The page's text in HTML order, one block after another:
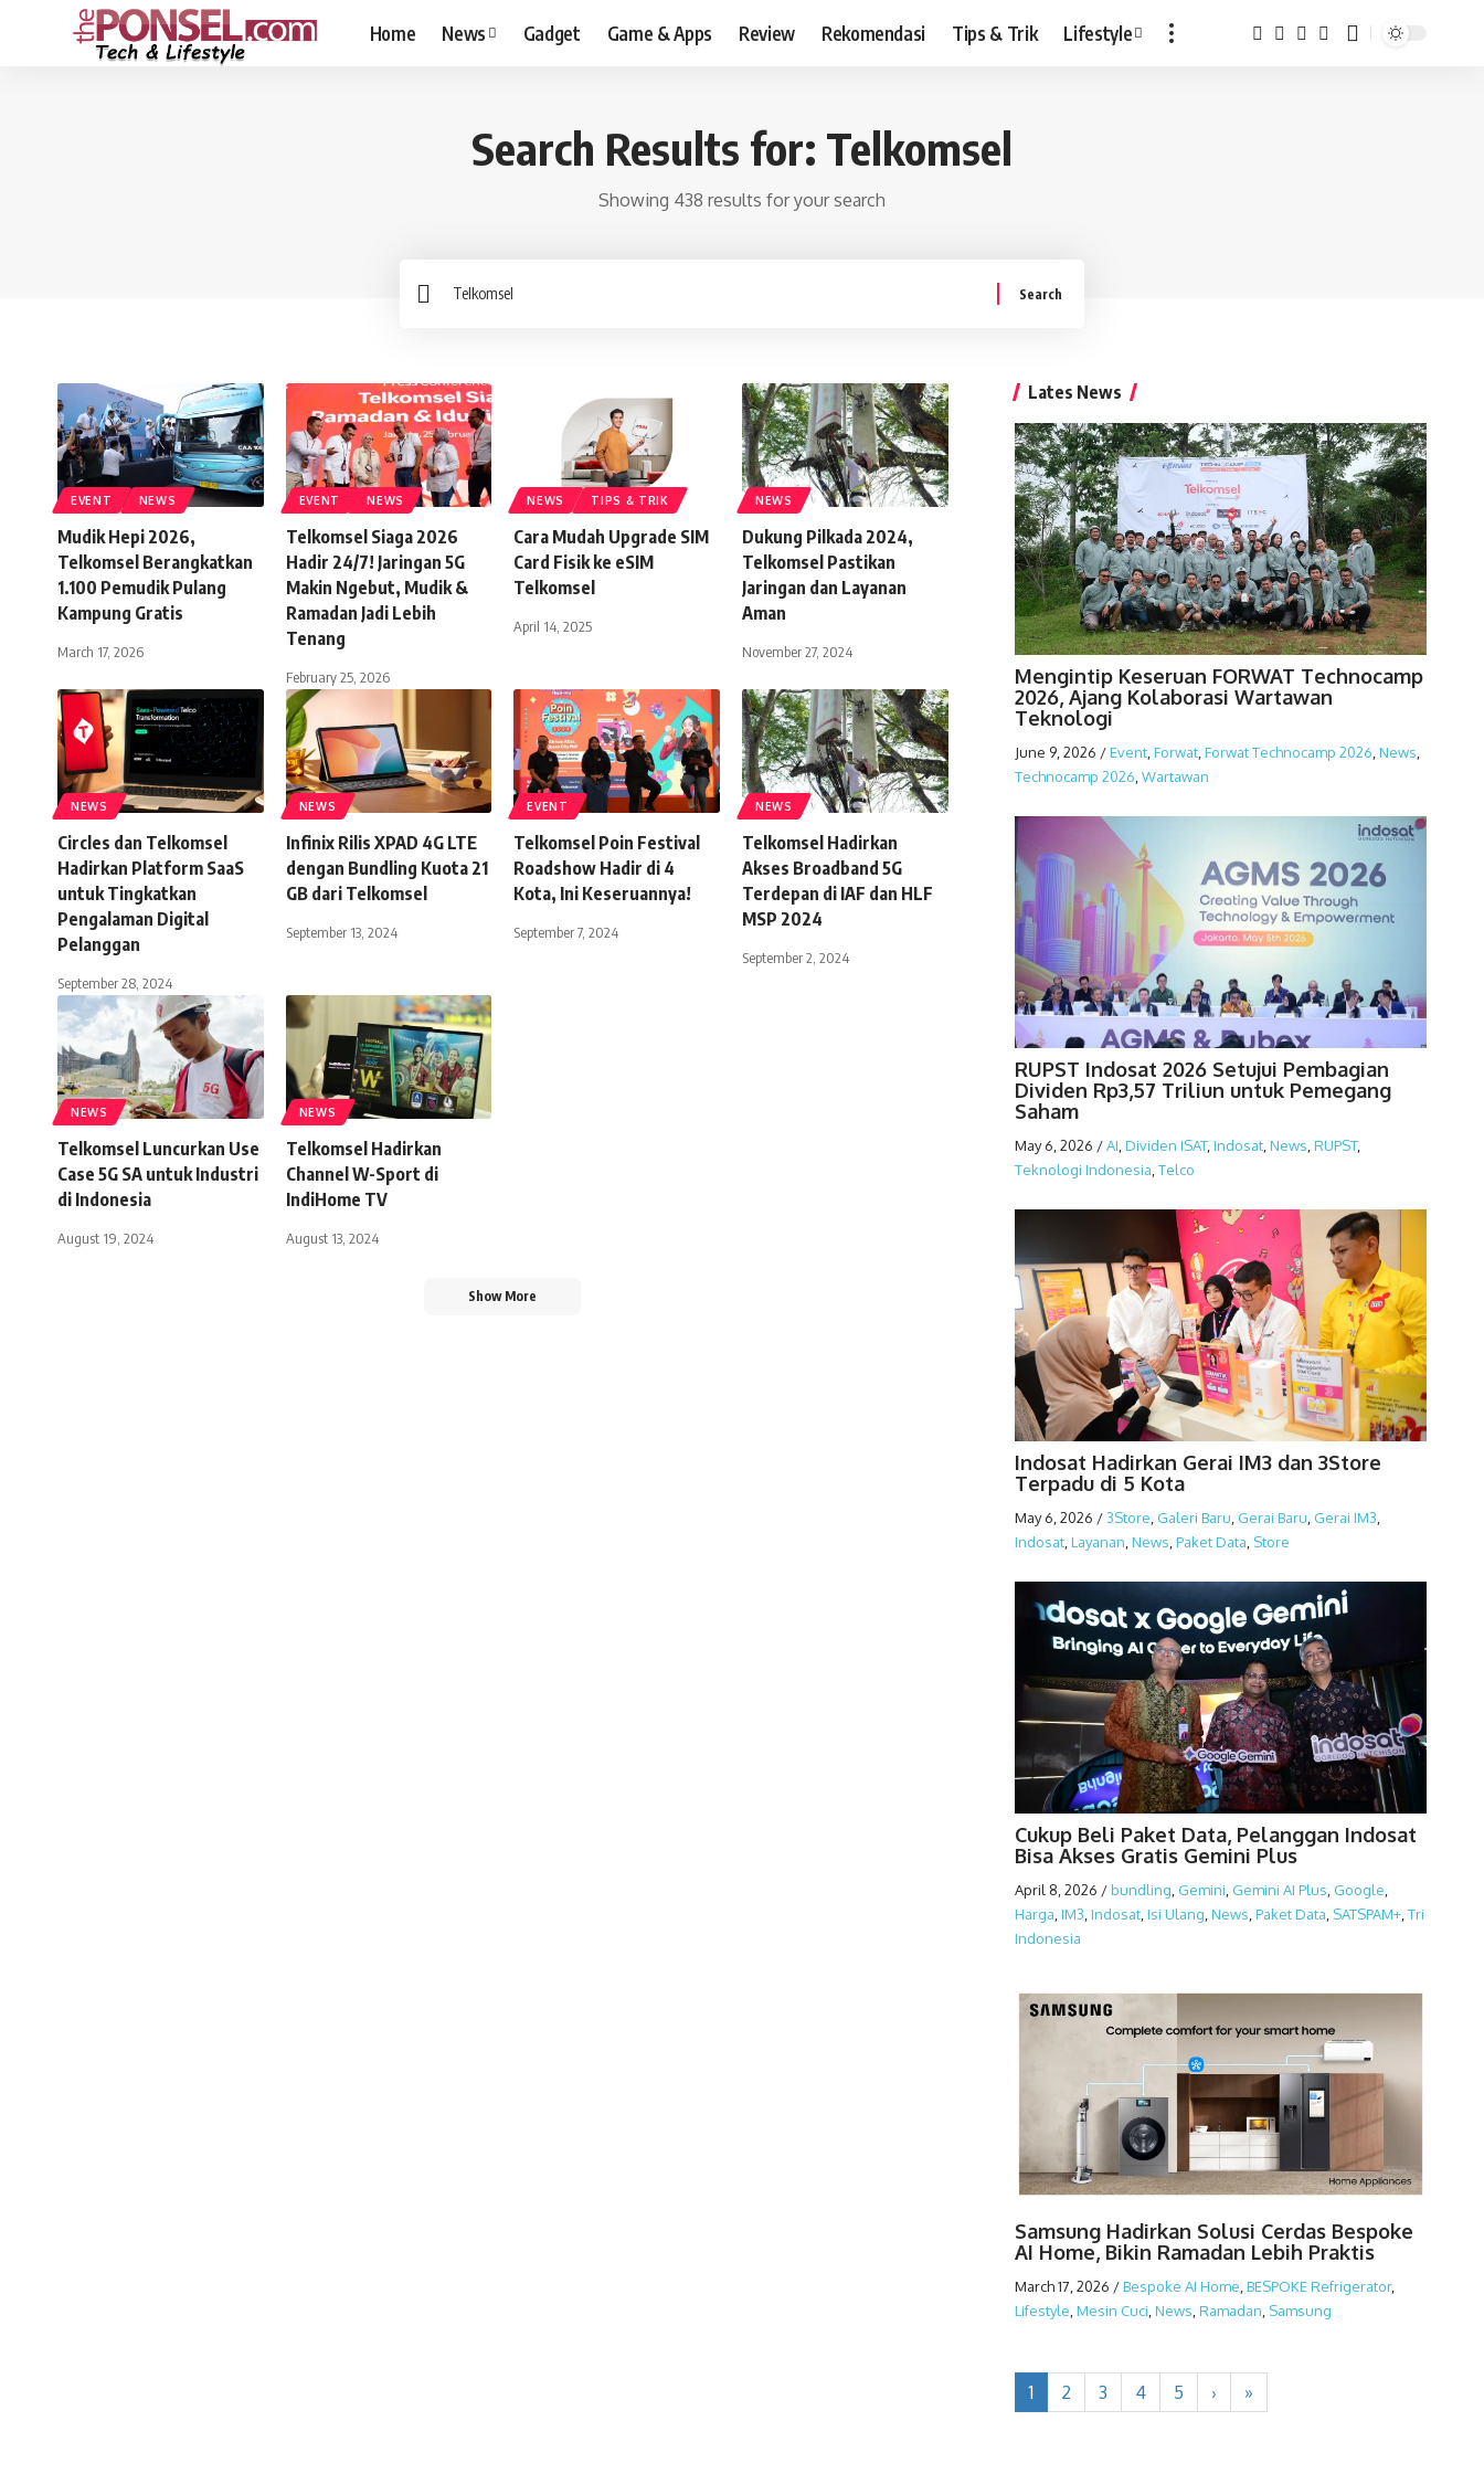
Home News Gadget Game & Apps Review Rekomendasi Tips & Trik Lifestyle
Search Results for: Telkomsel
Showing 438 results for your search
Search
EVENT NEWS
Mudik Hepi 2026,
Telkomsel Berangkatkan
1.100 Pemudik Pulang
Kampung Gratis
March 17, 2026
EVENT NEWS
Telkomsel Siaga 2026
Hadir 24/7! Jaringan 5G
Makin Ngebut, Mudik &
Ramadan Jadi Lebih
Tenang
February 25, 2026
NEWS TIPS & TRIK
Cara Mudah Upgrade SIM
Card Fisik ke eSIM
Telkomsel
April 14, 2025
NEWS
Dukung Pilkada 2024,
Telkomsel Pastikan
Jaringan dan Layanan
Aman
November 27, 2024
NEWS
Circles dan Telkomsel
Hadirkan Platform SaaS
untuk Tingkatkan
Pengalaman Digital
Pelanggan
September 28, 2024
NEWS
Infinix Rilis XPAD 4G LTE
dengan Bundling Kuota 21
GB dari Telkomsel
September 13, 2024
EVENT
Telkomsel Poin Festival
Roadshow Hadir di 4
Kota, Ini Keseruannya!
September 7, 2024
NEWS
Telkomsel Hadirkan
Akses Broadband 5G
Terdepan di IAF dan HLF
MSP 2024
September 2, 2024
NEWS
Telkomsel Luncurkan Use
Case 5G SA untuk Industri
di Indonesia
August 19, 2024
NEWS
Telkomsel Hadirkan
Channel W-Sport di
IndiHome TV
August 13, 2024
Show More
Lates News
Mengintip Keseruan FORWAT Technocamp
2026, Ajang Kolaborasi Wartawan
Teknologi
June 9, 2026 /Event, Forwat, Forwat Technocamp 2026 News
Technocamp 2026 Wartawan
RUPST Indosat 2026 Setujui Pembagian
Dividen Rp3,57 Triliun untuk Pemegang
Saham
May 6, 2026 /AI,Dividen ISAT,Indosat,News,RUPST,
Teknologi Indonesia,Telco
Indosat Hadirkan Gerai IM3 dan 3Store
Terpadu di 5 Kota
May 6, 2026 /3Store, Galeri Baru, Gerai Baru, Gerai IM3,
Indosat,Layanan,News,Paket Data, Store
Cukup Beli Paket Data, Pelanggan Indosat
Bisa Akses Gratis Gemini Plus
April 8, 2026 /bundling, Gemini, Gemini AI Plus, Google,
Harga,IM3,Indosat,Isi Ulang,News,Paket Data, SATSPAM+,Tri
Indonesia
Samsung Hadirkan Solusi Cerdas Bespoke
AI Home, Bikin Ramadan Lebih Praktis
March 17, 2026 /Bespoke AI Home,BESPOKE Refrigerator,
Lifestyle,Mesin Cuci,News,Ramadan, Samsung
1 2 3 4 5 › »